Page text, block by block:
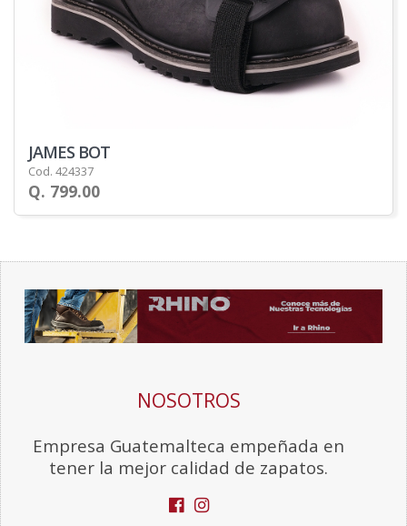
JAMES BOT
Cod. 424337
Q. 799.00
NOSOTROS
Empresa Guatemalteca empeñada en
tener la mejor calidad de zapatos.